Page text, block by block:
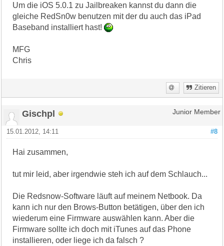
Um die iOS 5.0.1 zu Jailbreaken kannst du dann die
gleiche RedSn0w benutzen mit der du auch das iPad
Baseband installiert hast!
MFG
Chris
Zitieren
Gischpl Junior Member
#8
15.01.2012, 14:11
Hai zusammen,
tut mir leid, aber irgendwie steh ich auf dem Schlauch...
Die Redsnow-Software läuft auf meinem Netbook. Da
kann ich nur den Brows-Button betätigen, über den ich
wiederum eine Firmware auswählen kann. Aber die
Firmware sollte ich doch mit iTunes auf das Phone
installieren, oder liege ich da falsch ?